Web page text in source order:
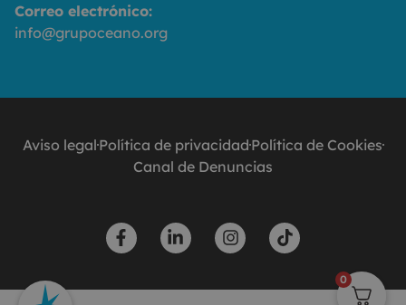
Correo electrónico:
info@grupoceano.org
Aviso legalPolítica de privacidadPolítica de Cookies
Canal de Denuncias
0